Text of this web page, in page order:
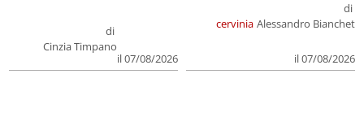
di
Cinzia Timpano
il 07/08/2026
cervinia
di
Alessandro Bianchet
il 07/08/2026